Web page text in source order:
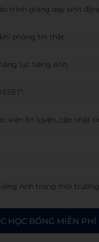
trình giảng dạy sinh
phòng thi thật.
lực tiếng Anh.
viện ôn luyện, cập nhật
Anh trong môi
HỌC BỔNG MIỄN PHÍ